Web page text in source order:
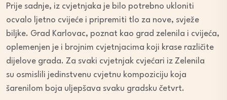
Prije sadnje, iz cvjetnjaka je bilo potrebno ukloniti
ocvalo ljetno cvijeće i pripremiti tlo za nove, svježe
biljke. Grad Karlovac, poznat kao grad zelenila i cvijeća,
oplemenjen je i brojnim cvjetnjacima koji krase različite
dijelove grada. Za svaki cvjetnjak cvjećari iz Zelenila
su osmislili jedinstvenu cvjetnu kompoziciju koja
šarenilom boja uljepšava svaku gradsku četvrt.